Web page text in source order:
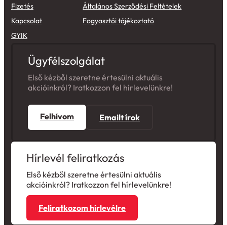
Fizetés
Kapcsolat
GYIK
Általános Szerződési Feltételek
Fogyasztói tájékoztató
Ügyfélszolgálat
Első kézből szeretne értesülni aktuális
akcióinkról? Iratkozzon fel hírlevelünkre!
Felhívom Emailt írok
Hírlevél feliratkozás
Első kézből szeretne értesülni aktuális
akcióinkról? Iratkozzon fel hírlevelünkre!
Feliratkozom hírlevélre